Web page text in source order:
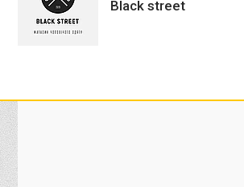
Black street